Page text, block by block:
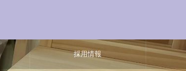
採用情報